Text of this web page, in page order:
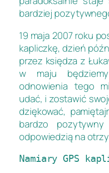
bardziej
19 maja 2007 roku
kapliczkę, dzień
przez księdza z
w maju
odnowienia tego
udać, i zostawić
dziękować,
bardzo
odpowiedzią na
Namiary GPS